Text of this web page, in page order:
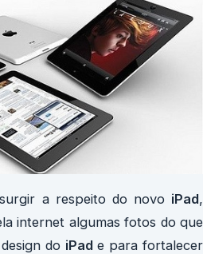
a respeito do novo iPad,
internet algumas fotos do que
do iPad e para fortalecer